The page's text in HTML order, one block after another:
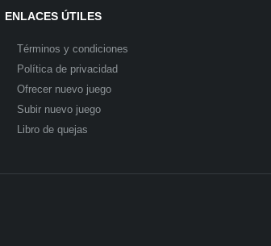
ENLACES ÚTILES
Términos y condiciones
Política de privacidad
Ofrecer nuevo juego
Subir nuevo juego
Libro de quejas